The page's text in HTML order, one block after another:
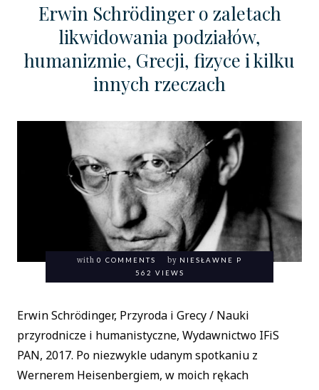
Erwin Schrödinger o zaletach
likwidowania podziałów,
humanizmie, Grecji, fizyce i kilku
innych rzeczach
with 0 COMMENTS by NIESŁAWNE P
562 VIEWS
Erwin Schrödinger, Przyroda i Grecy / Nauki
przyrodnicze i humanistyczne, Wydawnictwo IFiS
PAN, 2017. Po niezwykle udanym spotkaniu z
Wernerem Heisenbergiem, w moich rękach